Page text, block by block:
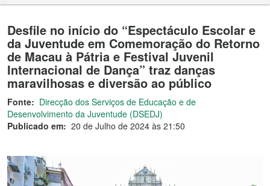
Desfile no início do “Espectáculo Escolar e
da Juventude em Comemoração do Retorno
de Macau à Pátria e Festival Juvenil
Internacional de Dança” traz danças
maravilhosas e diversão ao público
Fonte: Direcção dos Serviços de Educação e de
Desenvolvimento da Juventude (DSEDJ)
Publicado em: 20 de Julho de 2024 às 21:50